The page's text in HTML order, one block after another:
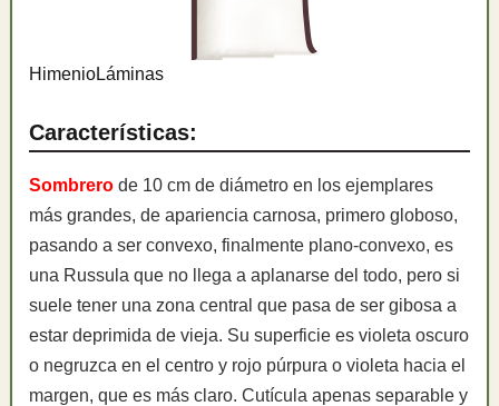
HimenioLáminas
Características:
Sombrero de 10 cm de diámetro en los ejemplares
más grandes, de apariencia carnosa, primero globoso,
pasando a ser convexo, finalmente plano-convexo, es
una Russula que no llega a aplanarse del todo, pero si
suele tener una zona central que pasa de ser gibosa a
estar deprimida de vieja. Su superficie es violeta oscuro
o negruzca en el centro y rojo púrpura o violeta hacia el
margen, que es más claro. Cutícula apenas separable y